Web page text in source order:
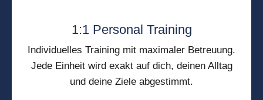
1:1 Personal Training
Individuelles Training mit maximaler Betreuung.
Jede Einheit wird exakt auf dich, deinen Alltag
und deine Ziele abgestimmt.